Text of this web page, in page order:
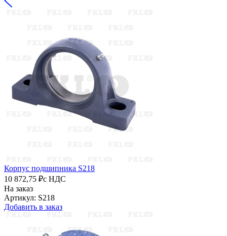
Корпус подшипника S218
10 872,75 ₽с НДС
На заказ
Артикул: S218
Добавить в заказ